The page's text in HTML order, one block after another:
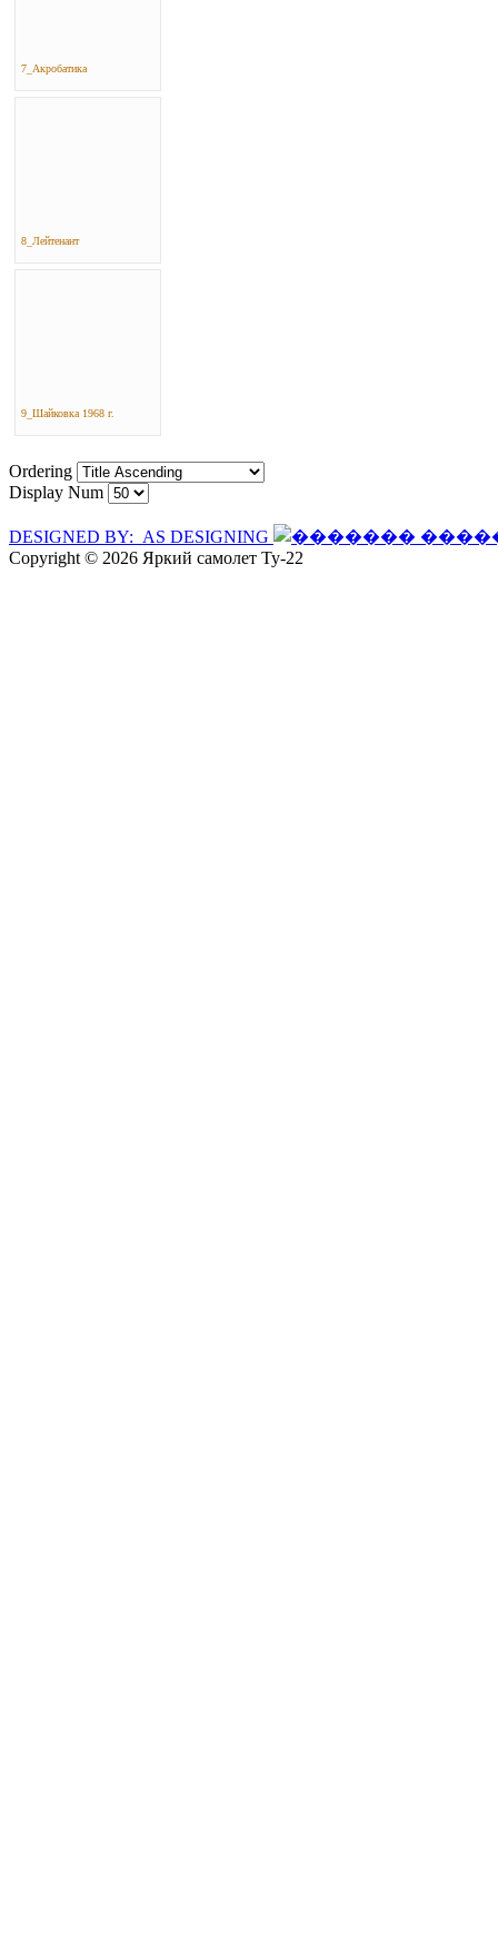
7_Акробатика
8_Лейтенант
9_Шайковка 1968 г.
Ordering
Display Num
DESIGNED BY: AS DESIGNING
Copyright © 2026 Яркий самолет Ту-22